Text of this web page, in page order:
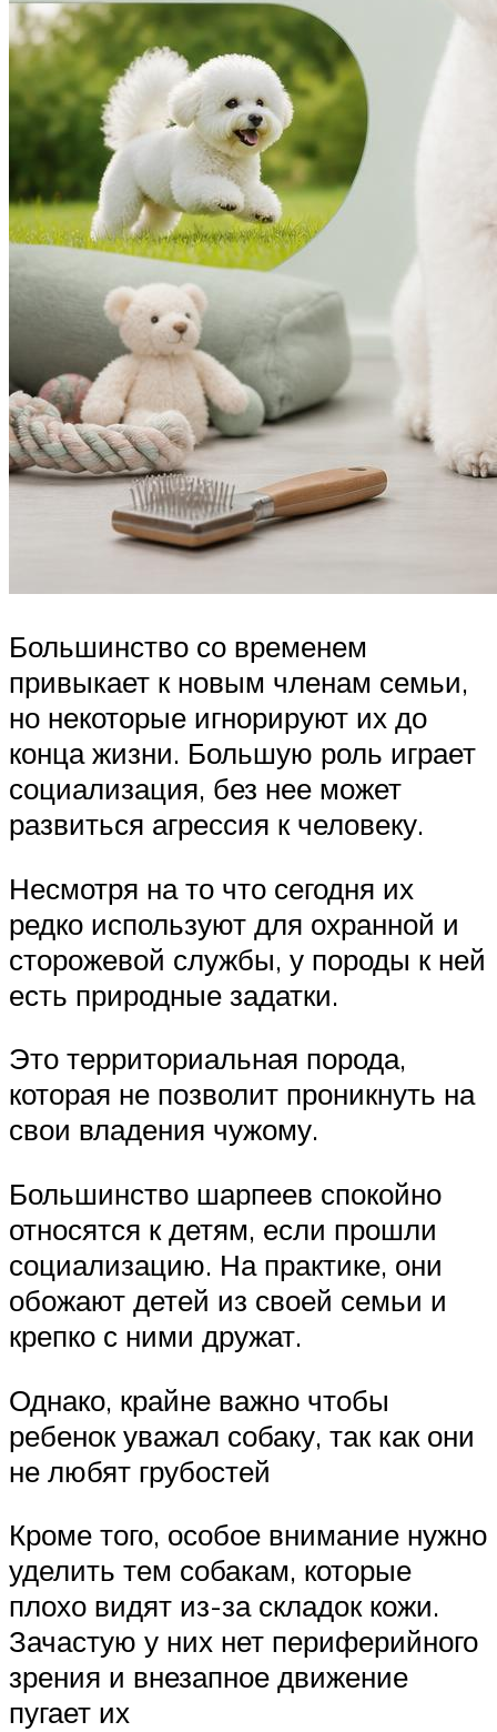
Большинство со временем
привыкает к новым членам семьи,
но некоторые игнорируют их до
конца жизни. Большую роль играет
социализация, без нее может
развиться агрессия к человеку.
Несмотря на то что сегодня их
редко используют для охранной и
сторожевой службы, у породы к ней
есть природные задатки.
Это территориальная порода,
которая не позволит проникнуть на
свои владения чужому.
Большинство шарпеев спокойно
относятся к детям, если прошли
социализацию. На практике, они
обожают детей из своей семьи и
крепко с ними дружат.
Однако, крайне важно чтобы
ребенок уважал собаку, так как они
не любят грубостей
Кроме того, особое внимание нужно
уделить тем собакам, которые
плохо видят из-за складок кожи.
Зачастую у них нет периферийного
зрения и внезапное движение
пугает их